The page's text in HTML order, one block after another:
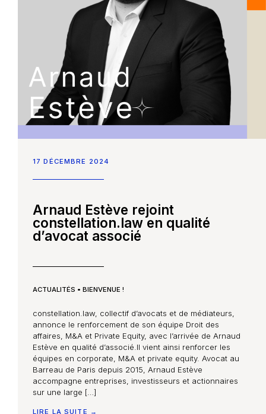
Accueil
Nos compétences
Constellation Médiation
Nos partenaires
Nous rejoindre
Les Smart Diagnostics
17 DÉCEMBRE 2024
Arnaud Estève rejoint
constellation.law en qualité
dʼavocat associé
ACTUALITÉS • BIENVENUE !
constellation.law, collectif d’avocats et de médiateurs,
annonce le renforcement de son équipe Droit des
affaires, M&A et Private Equity, avec lʼarrivée de Arnaud
Estève en qualité dʼassocié.Il vient ainsi renforcer les
équipes en corporate, M&A et private equity. Avocat au
Barreau de Paris depuis 2015, Arnaud Estève
accompagne entreprises, investisseurs et actionnaires
sur une large […]
LIRE LA SUITE →
Nous écrire un mail